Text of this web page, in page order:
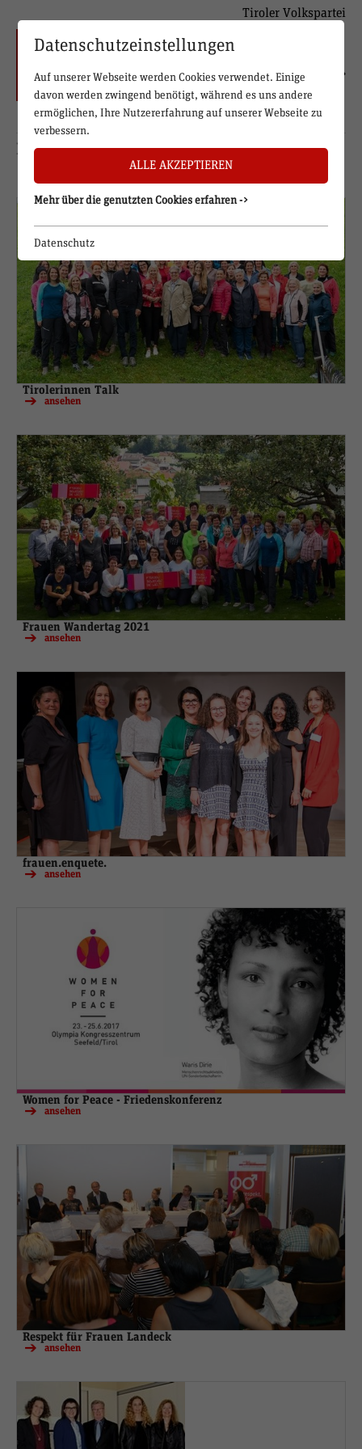
Tiroler Volkspartei
Bilder
Tirolerinnen Talk
ansehen
Frauen Wandertag 2021
ansehen
frauen.enquete.
ansehen
Women for Peace - Friedenskonferenz
ansehen
Respekt für Frauen Landeck
ansehen
Datenschutzeinstellungen
Auf unserer Webseite werden Cookies verwendet. Einige
davon werden zwingend benötigt, während es uns andere
ermöglichen, Ihre Nutzererfahrung auf unserer Webseite zu
verbessern.
ALLE AKZEPTIEREN
Mehr über die genutzten Cookies erfahren ->
Datenschutz